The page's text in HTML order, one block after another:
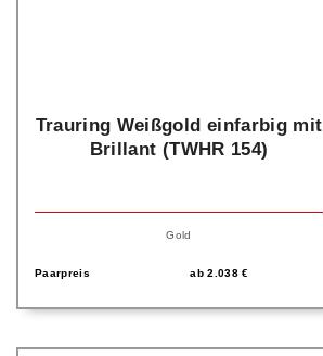
Trauring Weißgold einfarbig mit
Brillant (TWHR 154)
Gold
Paarpreis ab2.038€